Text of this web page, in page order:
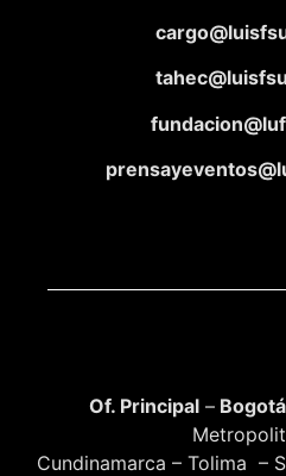
Of. Principal –
Cundinamarca – Tolima –